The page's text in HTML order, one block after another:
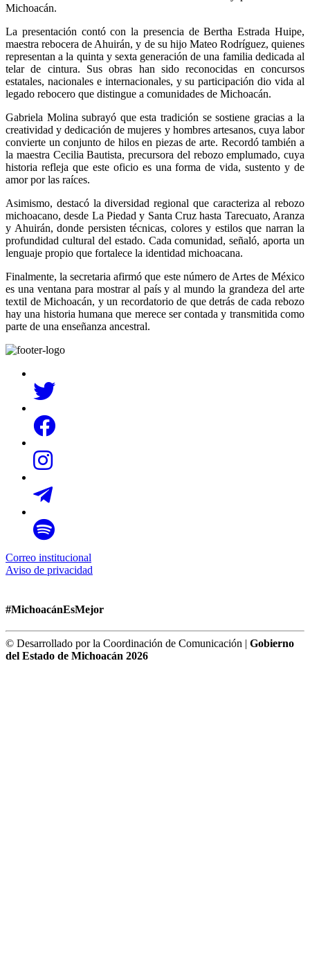
Michoacán.
La presentación contó con la presencia de Bertha Estrada Huipe,
maestra rebocera de Ahuirán, y de su hijo Mateo Rodríguez, quienes
representan a la quinta y sexta generación de una familia dedicada al
telar de cintura. Sus obras han sido reconocidas en concursos
estatales, nacionales e internacionales, y su participación dio vida al
legado rebocero que distingue a comunidades de Michoacán.
Gabriela Molina subrayó que esta tradición se sostiene gracias a la
creatividad y dedicación de mujeres y hombres artesanos, cuya labor
convierte un conjunto de hilos en piezas de arte. Recordó también a
la maestra Cecilia Bautista, precursora del rebozo emplumado, cuya
historia refleja que este oficio es una forma de vida, sustento y de
amor por las raíces.
Asimismo, destacó la diversidad regional que caracteriza al rebozo
michoacano, desde La Piedad y Santa Cruz hasta Tarecuato, Aranza
y Ahuirán, donde persisten técnicas, colores y estilos que narran la
profundidad cultural del estado. Cada comunidad, señaló, aporta un
lenguaje propio que fortalece la identidad michoacana.
Finalmente, la secretaria afirmó que este número de Artes de México
es una ventana para mostrar al país y al mundo la grandeza del arte
textil de Michoacán, y un recordatorio de que detrás de cada rebozo
hay una historia humana que merece ser contada y transmitida como
parte de una enseñanza ancestral.
Correo institucional
Aviso de privacidad
#MichoacánEsMejor
© Desarrollado por la Coordinación de Comunicación | Gobierno
del Estado de Michoacán 2026